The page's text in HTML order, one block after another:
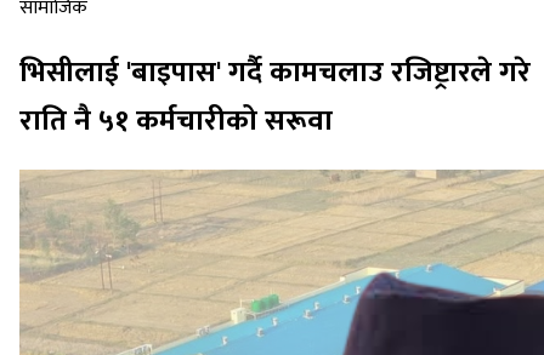
सामाजिक
भिसीलाई 'बाइपास' गर्दै कामचलाउ रजिष्ट्रारले गरे
राति नै ५१ कर्मचारीको सरूवा